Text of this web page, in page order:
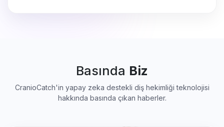
Basında Biz
CranioCatch'in yapay zeka destekli diş hekimliği teknolojisi
hakkında basında çıkan haberler.